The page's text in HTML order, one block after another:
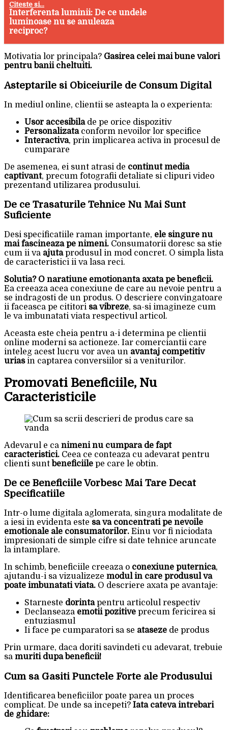
Citeste si...
Interferenta luminii: De ce undele
luminoase nu se anuleaza
reciproc?
Motivatia lor principala? Gasirea celei mai bune valori
pentru banii cheltuiti.
Asteptarile si Obiceiurile de Consum Digital
In mediul online, clientii se asteapta la o experienta:
Usor accesibilade pe orice dispozitiv
Personalizataconform nevoilor lor specifice
Interactiva, prin implicarea activa in procesul de
cumparare
De asemenea, ei sunt atrasi de continut media
captivant, precum fotografii detaliate si clipuri video
prezentand utilizarea produsului.
De ce Trasaturile Tehnice Nu Mai Sunt
Suficiente
Desi specificatiile raman importante, ele singure nu
mai fascineaza pe nimeni. Consumatorii doresc sa stie
cum ii va ajutaprodusul in mod concret. O simpla lista
de caracteristici ii va lasa reci.
Solutia? O naratiune emotionanta axata pe beneficii.
Ea creeaza acea conexiune de care au nevoie pentru a
se indragosti de un produs. O descriere convingatoare
ii faceasca pe cititori sa vibreze, sa-si imagineze cum
le va imbunatati viata respectivul articol.
Aceasta este cheia pentru a-i determina pe clientii
online moderni sa actioneze. Iar comerciantii care
inteleg acest lucru vor avea un avantaj competitiv
uriasin captarea conversiilor si a veniturilor.
Promovati Beneficiile, Nu
Caracteristicile
Adevarul e ca nimeni nu cumpara de fapt
caracteristici. Ceea ce conteaza cu adevarat pentru
clienti sunt beneficiile pe care le obtin.
De ce Beneficiile Vorbesc Mai Tare Decat
Specificatiile
Intr-o lume digitala aglomerata, singura modalitate de
a iesi in evidenta este sa va concentrati pe nevoile
emotionale ale consumatorilor. Einu vor fi niciodata
impresionati de simple cifre si date tehnice aruncate
la intamplare.
In schimb, beneficiile creeaza o conexiune puternica,
ajutandu-i sa vizualizeze modul in care produsul va
poate imbunatati viata. O descriere axata pe avantaje:
Starneste dorintapentru articolul respectiv
Declanseaza emotii pozitive precum fericirea si
entuziasmul
Ii face pe cumparatori sa se ataseze de produs
Prin urmare, daca doriti savindeti cu adevarat, trebuie
sa muriti dupa beneficii!
Cum sa Gasiti Punctele Forte ale Produsului
Identificarea beneficiilor poate parea un proces
complicat. De unde sa incepeti? Iata cateva intrebari
de ghidare: